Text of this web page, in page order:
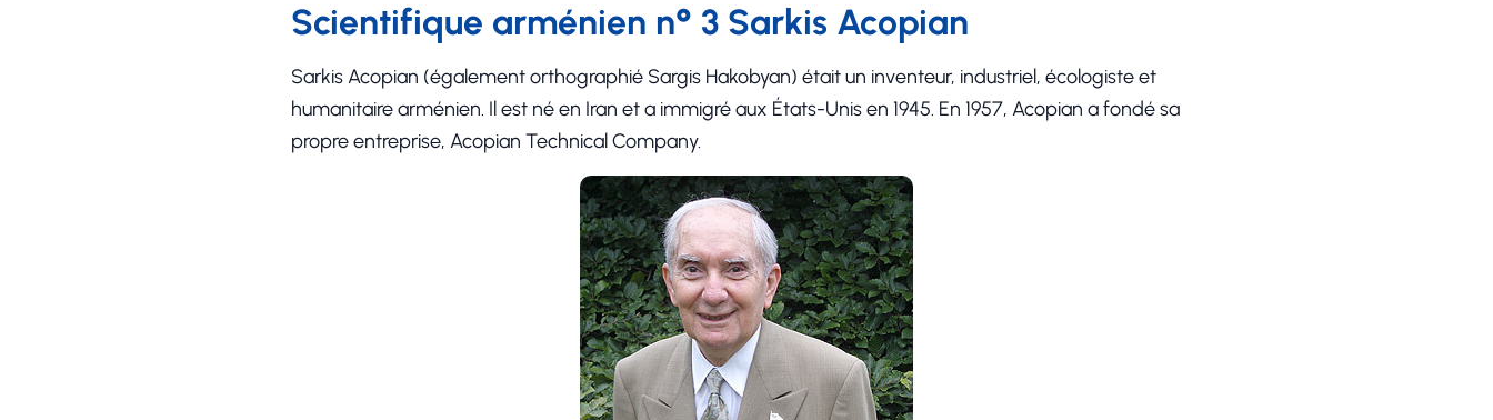
Scientifique arménien n° 3 Sarkis Acopian
Sarkis Acopian (également orthographié Sargis Hakobyan) était un inventeur, industriel, écologiste et
humanitaire arménien. Il est né en Iran et a immigré aux États-Unis en 1945. En 1957, Acopian a fondé sa
propre entreprise, Acopian Technical Company.